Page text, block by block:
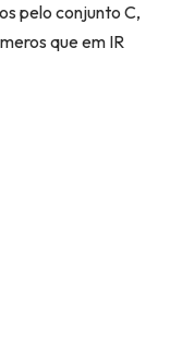
pelo conjunto C,
que em IR